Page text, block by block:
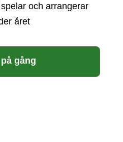
och arrangerar
året
gång